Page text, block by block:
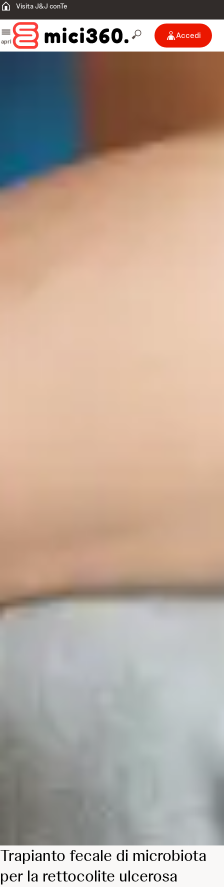
Visita J&J conTe
apri
Accedi
Trapianto fecale di microbiota
per la rettocolite ulcerosa